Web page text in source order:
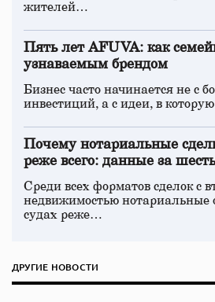
жителей…
Пять лет AFUVA: как
узнаваемым брендом
Бизнес часто начинается не с
инвестиций, а с идеи, в
Почему нотариальные
реже всего: данные за
Среди всех форматов сделок с
недвижимостью нотариальные
судах реже…
ДРУГИЕ НОВОСТИ